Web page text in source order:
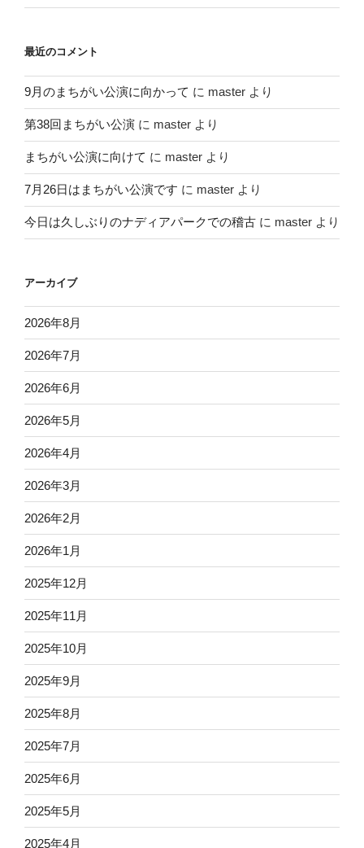
最近のコメント
9月のまちがい公演に向かって に master より
第38回まちがい公演 に master より
まちがい公演に向けて に master より
7月26日はまちがい公演です に master より
今日は久しぶりのナディアパークでの稽古 に master より
アーカイブ
2026年8月
2026年7月
2026年6月
2026年5月
2026年4月
2026年3月
2026年2月
2026年1月
2025年12月
2025年11月
2025年10月
2025年9月
2025年8月
2025年7月
2025年6月
2025年5月
2025年4月